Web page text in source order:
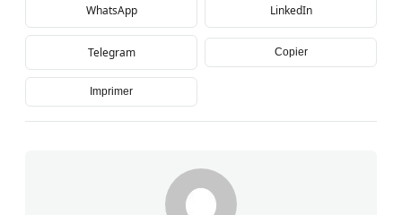
WhatsApp LinkedIn
Telegram Copier
Imprimer